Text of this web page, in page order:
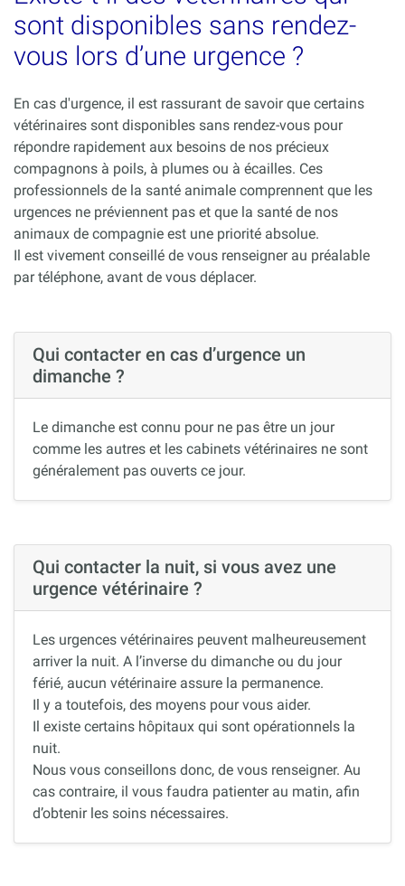
sont disponibles sans rendez-
vous lors d’une urgence ?
En cas d'urgence, il est rassurant de savoir que certains
vétérinaires sont disponibles sans rendez-vous pour
répondre rapidement aux besoins de nos précieux
compagnons à poils, à plumes ou à écailles. Ces
professionnels de la santé animale comprennent que les
urgences ne préviennent pas et que la santé de nos
animaux de compagnie est une priorité absolue.
Il est vivement conseillé de vous renseigner au préalable
par téléphone, avant de vous déplacer.
Qui contacter en cas d’urgence un
dimanche ?
Le dimanche est connu pour ne pas être un jour
comme les autres et les cabinets vétérinaires ne sont
généralement pas ouverts ce jour.
Qui contacter la nuit, si vous avez une
urgence vétérinaire ?
Les urgences vétérinaires peuvent malheureusement
arriver la nuit. A l’inverse du dimanche ou du jour
férié, aucun vétérinaire assure la permanence.
Il y a toutefois, des moyens pour vous aider.
Il existe certains hôpitaux qui sont opérationnels la
nuit.
Nous vous conseillons donc, de vous renseigner. Au
cas contraire, il vous faudra patienter au matin, afin
d’obtenir les soins nécessaires.